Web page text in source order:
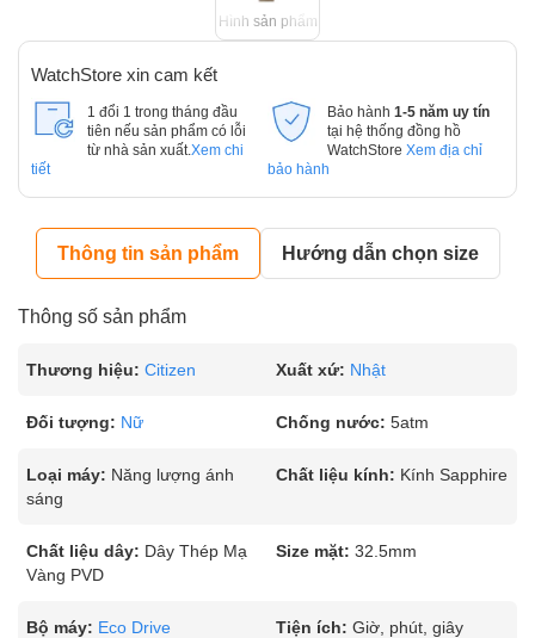
Hình sản phẩm
WatchStore xin cam kết
1 đổi 1 trong tháng đầu
tiên nếu sản phẩm có lỗi
từ nhà sản xuất. Xem chi
tiết
Bảo hành 1-5 năm uy tín
tại hệ thống đồng hồ
WatchStore Xem địa chỉ
bảo hành
Thông tin sản phẩm Hướng dẫn chọn size
Thông số sản phẩm
Thương hiệu: Citizen Xuất xứ: Nhật
Đối tượng: Nữ Chống nước: 5atm
Loại máy: Năng lượng ánh
sáng
Chất liệu kính: Kính Sapphire
Chất liệu dây: Dây Thép Mạ
Vàng PVD
Size mặt: 32.5mm
Bộ máy: Eco Drive Tiện ích: Giờ, phút, giây